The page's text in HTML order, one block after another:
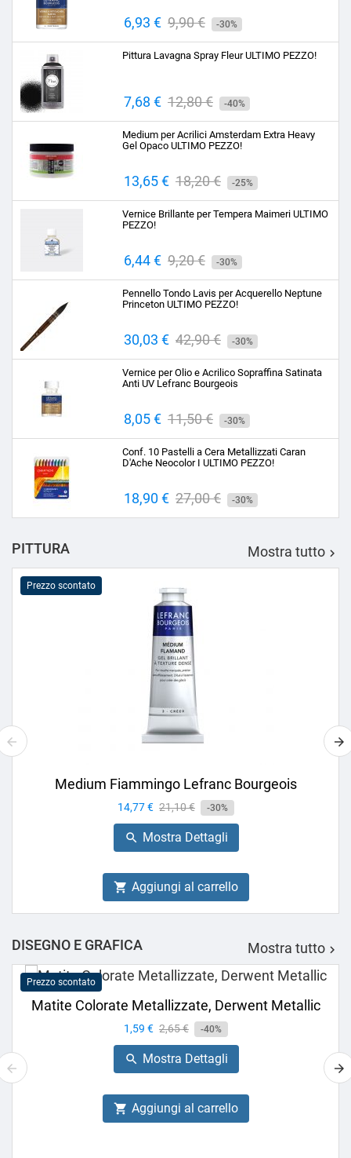
Prezzo
6,93 € Prezzo
base
9,90 € -30%
Pittura Lavagna Spray Fleur ULTIMO PEZZO!
Prezzo
7,68 € Prezzo
base
12,80 € -40%
Medium per Acrilici Amsterdam Extra Heavy
Gel Opaco ULTIMO PEZZO!
Prezzo
13,65 € Prezzo
base
18,20 € -25%
Vernice Brillante per Tempera Maimeri ULTIMO
PEZZO!
Prezzo
6,44 € Prezzo
base
9,20 € -30%
Pennello Tondo Lavis per Acquerello Neptune
Princeton ULTIMO PEZZO!
Prezzo
30,03 € Prezzo
base
42,90 € -30%
Vernice per Olio e Acrilico Sopraffina Satinata
Anti UV Lefranc Bourgeois
Prezzo
8,05 € Prezzo
base
11,50 € -30%
Conf. 10 Pastelli a Cera Metallizzati Caran
D'Ache Neocolor I ULTIMO PEZZO!
Prezzo
18,90 € Prezzo
base
27,00 € -30%
PITTURA Mostra tutto 
Prezzo scontato
Medium Fiammingo Lefranc Bourgeois
Prezzo
14,77 € Prezzo
base
21,10 € -30%
 Mostra Dettagli
 Aggiungi al carrello
DISEGNO E GRAFICA Mostra tutto 
Prezzo scontato
Matite Colorate Metallizzate, Derwent Metallic
Prezzo
1,59 € Prezzo
base
2,65 € -40%
 Mostra Dettagli
 Aggiungi al carrello